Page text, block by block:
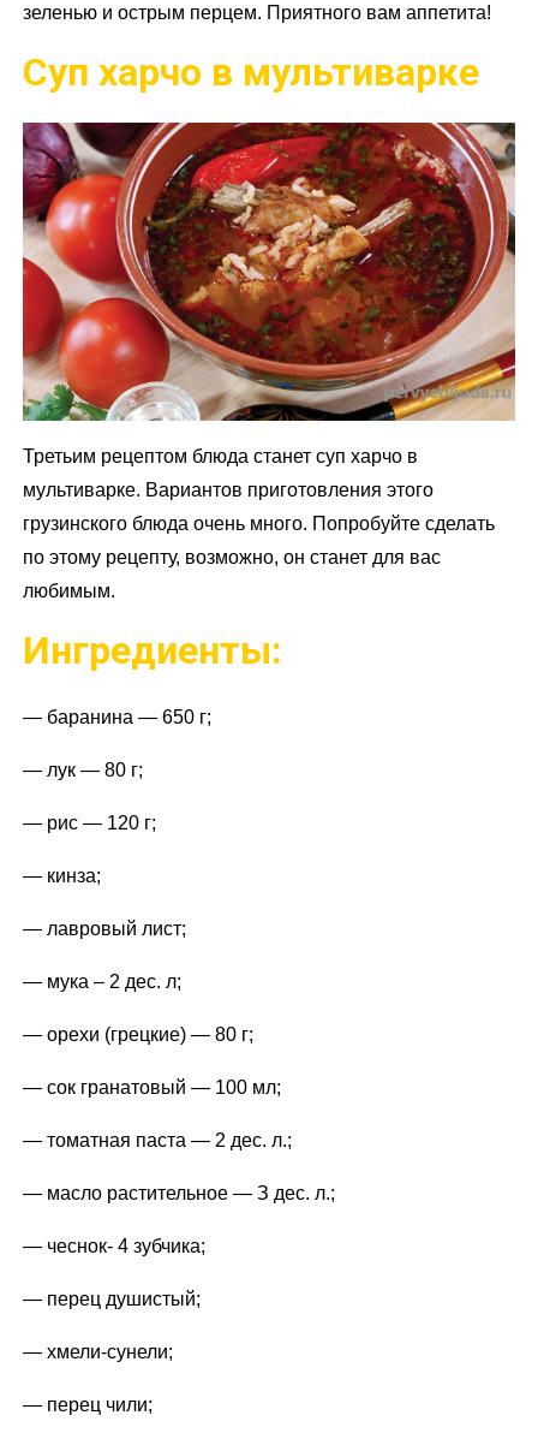
зеленью и острым перцем. Приятного вам аппетита!
Суп харчо в мультиварке
Третьим рецептом блюда станет суп харчо в
мультиварке. Вариантов приготовления этого
грузинского блюда очень много. Попробуйте сделать
по этому рецепту, возможно, он станет для вас
любимым.
Ингредиенты:
— баранина — 650 г;
— лук — 80 г;
— рис — 120 г;
— кинза;
— лавровый лист;
— мука – 2 дес. л;
— орехи (грецкие) — 80 г;
— сок гранатовый — 100 мл;
— томатная паста — 2 дес. л.;
— масло растительное — З дес. л.;
— чеснок- 4 зубчика;
— перец душистый;
— хмели-сунели;
— перец чили;